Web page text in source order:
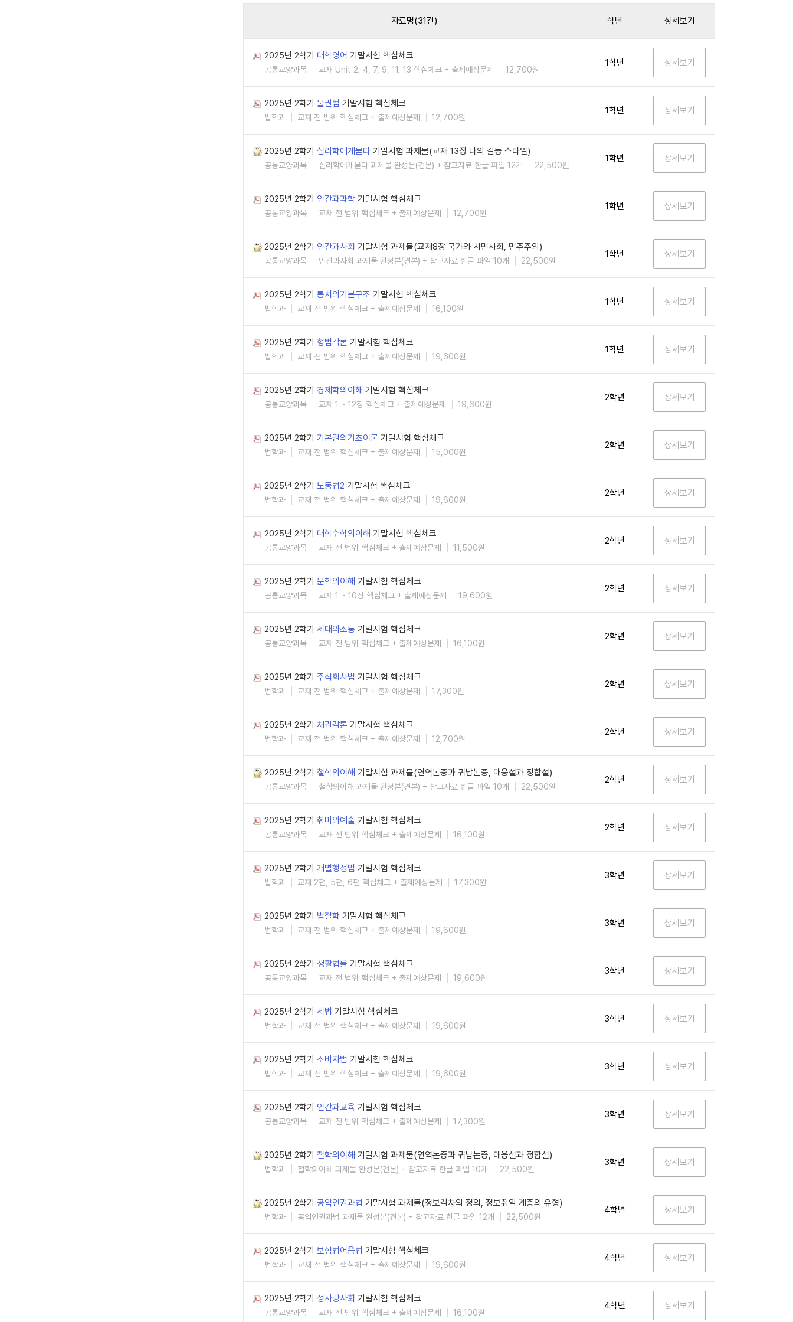
자료명(31건) 학년 상세보기
2025년 2학기 대학영어 기말시험 핵심체크
공통교양과목 교재 Unit 2, 4, 7, 9, 11, 13 핵심체크 + 출제예상문제 12,700원
1학년
2025년 2학기 물권법 기말시험 핵심체크
법학과 교재 전 범위 핵심체크 + 출제예상문제 12,700원
1학년
2025년 2학기 심리학에게묻다 기말시험 과제물(교재 13장 나의 갈등 스타일)
공통교양과목 심리학에게묻다 과제물 완성본(견본) + 참고자료 한글 파일 12개 22,500원
1학년
2025년 2학기 인간과과학 기말시험 핵심체크
공통교양과목 교재 전 범위 핵심체크 + 출제예상문제 12,700원
1학년
2025년 2학기 인간과사회 기말시험 과제물(교재8장 국가와 시민사회, 민주주의)
공통교양과목 인간과사회 과제물 완성본(견본) + 참고자료 한글 파일 10개 22,500원
1학년
2025년 2학기 통치의기본구조 기말시험 핵심체크
법학과 교재 전 범위 핵심체크 + 출제예상문제 16,100원
1학년
2025년 2학기 형법각론 기말시험 핵심체크
법학과 교재 전 범위 핵심체크 + 출제예상문제 19,600원
1학년
2025년 2학기 경제학의이해 기말시험 핵심체크
공통교양과목 교재 1 ~ 12장 핵심체크 + 출제예상문제 19,600원
2학년
2025년 2학기 기본권의기초이론 기말시험 핵심체크
법학과 교재 전 범위 핵심체크 + 출제예상문제 15,000원
2학년
2025년 2학기 노동법2 기말시험 핵심체크
법학과 교재 전 범위 핵심체크 + 출제예상문제 19,600원
2학년
2025년 2학기 대학수학의이해 기말시험 핵심체크
공통교양과목 교재 전 범위 핵심체크 + 출제예상문제 11,500원
2학년
2025년 2학기 문학의이해 기말시험 핵심체크
공통교양과목 교재 1 ~ 10장 핵심체크 + 출제예상문제 19,600원
2학년
2025년 2학기 세대와소통 기말시험 핵심체크
공통교양과목 교재 전 범위 핵심체크 + 출제예상문제 16,100원
2학년
2025년 2학기 주식회사법 기말시험 핵심체크
법학과 교재 전 범위 핵심체크 + 출제예상문제 17,300원
2학년
2025년 2학기 채권각론 기말시험 핵심체크
법학과 교재 전 범위 핵심체크 + 출제예상문제 12,700원
2학년
2025년 2학기 철학의이해 기말시험 과제물(연역논증과 귀납논증, 대응설과 정합설)
공통교양과목 철학의이해 과제물 완성본(견본) + 참고자료 한글 파일 10개 22,500원
2학년
2025년 2학기 취미와예술 기말시험 핵심체크
공통교양과목 교재 전 범위 핵심체크 + 출제예상문제 16,100원
2학년
2025년 2학기 개별행정법 기말시험 핵심체크
법학과 교재 2편, 5편, 6편 핵심체크 + 출제예상문제 17,300원
3학년
2025년 2학기 법철학 기말시험 핵심체크
법학과 교재 전 범위 핵심체크 + 출제예상문제 19,600원
3학년
2025년 2학기 생활법률 기말시험 핵심체크
공통교양과목 교재 전 범위 핵심체크 + 출제예상문제 19,600원
3학년
2025년 2학기 세법 기말시험 핵심체크
법학과 교재 전 범위 핵심체크 + 출제예상문제 19,600원
3학년
2025년 2학기 소비자법 기말시험 핵심체크
법학과 교재 전 범위 핵심체크 + 출제예상문제 19,600원
3학년
2025년 2학기 인간과교육 기말시험 핵심체크
공통교양과목 교재 전 범위 핵심체크 + 출제예상문제 17,300원
3학년
2025년 2학기 철학의이해 기말시험 과제물(연역논증과 귀납논증, 대응설과 정합설)
법학과 철학의이해 과제물 완성본(견본) + 참고자료 한글 파일 10개 22,500원
3학년
2025년 2학기 공익인권과법 기말시험 과제물(정보격차의 정의, 정보취약 계층의 유형)
법학과 공익인권과법 과제물 완성본(견본) + 참고자료 한글 파일 12개 22,500원
4학년
2025년 2학기 보험법어음법 기말시험 핵심체크
법학과 교재 전 범위 핵심체크 + 출제예상문제 19,600원
4학년
2025년 2학기 성사랑사회 기말시험 핵심체크
공통교양과목 교재 전 범위 핵심체크 + 출제예상문제 16,100원
4학년